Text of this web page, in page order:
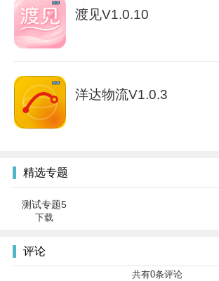
渡见V1.0.10
洋达物流V1.0.3
精选专题
测试专题5
下载
评论
共有0条评论